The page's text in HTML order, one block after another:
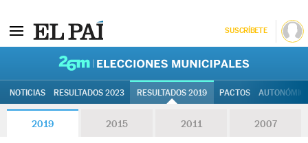
SUSCRÍBETE
NOTICIAS RESULTADOS 2023 RESULTADOS 2019 PACTOS
2019 2015 2011 2007